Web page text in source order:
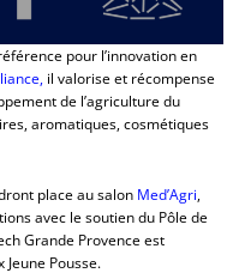
pour l’innovation en
il valorise et récompense
de l’agriculture du
aromatiques, cosmétiques
place au salon Med’Agri
avec le soutien du Pôle de
Grande Provence est
Pousse.